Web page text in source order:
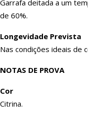
Garrafa deitada a um
de 60%.
Longevidade Prevista
Nas condições ideais de
NOTAS DE PROVA
Cor
Citrina.